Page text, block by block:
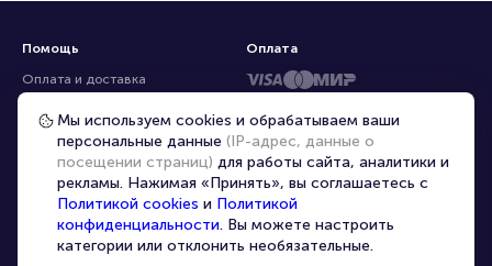
Помощь
Оплата и доставка
Частые вопросы
Перепродажа билетов
Организаторам
Корпоративным клиентам
VIP-билеты
Оплата
Мы используем cookies и обрабатываем ваши
персональные данные (IP-адрес, данные о
посещении страниц) для работы сайта, аналитики и
рекламы. Нажимая «Принять», вы соглашаетесь с
Политикой cookies и Политикой
конфиденциальности. Вы можете настроить
категории или отклонить необязательные.